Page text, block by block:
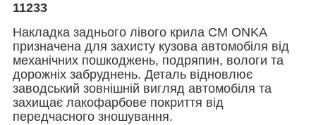
11233
Накладка заднього лівого крила CM ONKA
призначена для захисту кузова автомобіля від
механічних пошкоджень, подряпин, вологи та
дорожніх забруднень. Деталь відновлює
заводський зовнішній вигляд автомобіля та
захищає лакофарбове покриття від
передчасного зношування.